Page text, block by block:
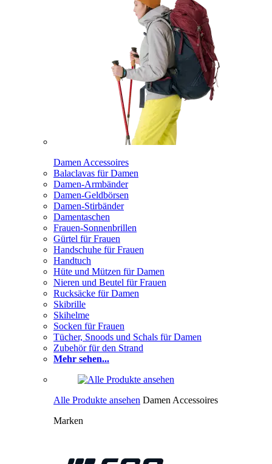
Damen Accessoires
Balaclavas für Damen
Damen-Armbänder
Damen-Geldbörsen
Damen-Stirbänder
Damentaschen
Frauen-Sonnenbrillen
Gürtel für Frauen
Handschuhe für Frauen
Handtuch
Hüte und Mützen für Damen
Nieren und Beutel für Frauen
Rucksäcke für Damen
Skibrille
Skihelme
Socken für Frauen
Tücher, Snoods und Schals für Damen
Zubehör für den Strand
Mehr sehen...
Alle Produkte ansehen Damen Accessoires
Marken